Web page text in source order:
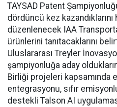
TAYSAD Patent
dördüncü kez kazandıklarını
düzenlenecek IAA
ürünlerini tanıtacaklarını
Uluslararası Treyler
şampiyonluğa aday
Birliği projeleri kapsamında
entegrasyonu, sıfır
destekli Talson AI